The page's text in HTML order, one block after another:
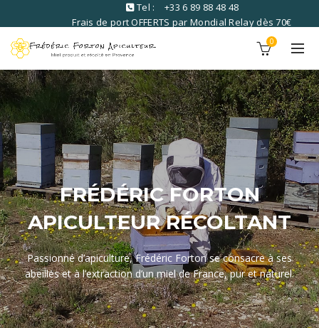
Tel :
+33 6 89 88 48 48
Frais de port OFFERTS par Mondial Relay dès 70€
0
FRÉDÉRIC FORTON
APICULTEUR RÉCOLTANT
Passionné d’apiculture, Frédéric Forton se consacre à ses
abeilles et à l’extraction d’un miel de France, pur et naturel.